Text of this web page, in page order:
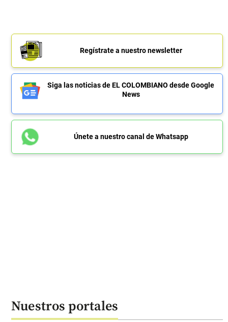
Regístrate a nuestro newsletter
Siga las noticias de EL COLOMBIANO desde Google
News
Únete a nuestro canal de Whatsapp
Nuestros portales